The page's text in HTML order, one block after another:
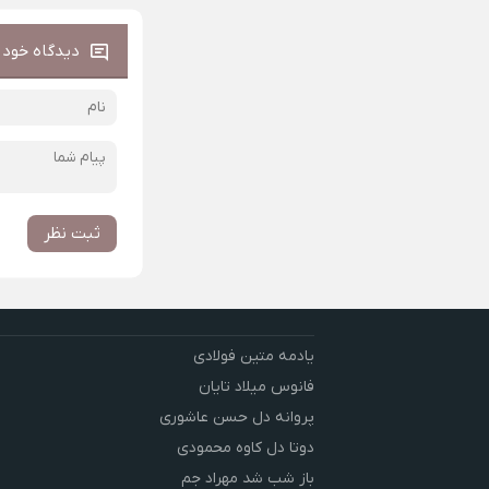
دیدگاه خود
ثبت نظر
یادمه متین فولادی
فانوس میلاد تایان
پروانه دل حسن عاشوری
دوتا دل کاوه محمودی
باز شب شد مهراد جم